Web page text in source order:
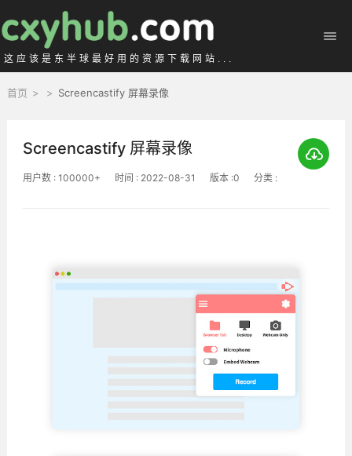
这应该是东半球最好用的资源下载网站...
首页 > > Screencastify 屏幕录像
Screencastify 屏幕录像
用户数 : 100000+ 时间 : 2022-08-31 版本 :0 分类 :